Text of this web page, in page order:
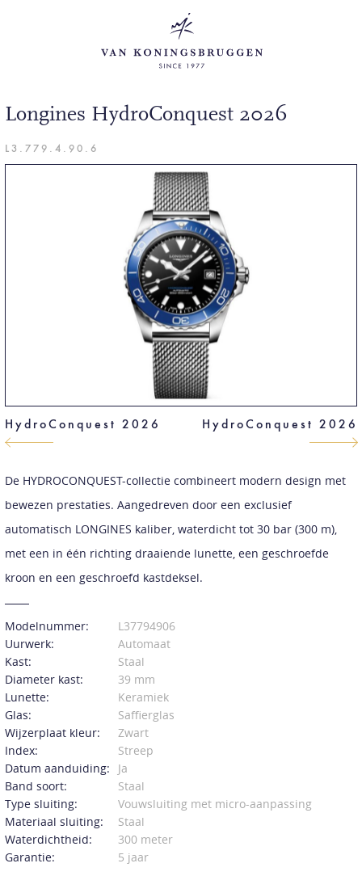
Longines HydroConquest 2026
L3.779.4.90.6
HydroConquest 2026 HydroConquest 2026
De HYDROCONQUEST-collectie combineert modern design met
bewezen prestaties. Aangedreven door een exclusief
automatisch LONGINES kaliber, waterdicht tot 30 bar (300 m),
met een in één richting draaiende lunette, een geschroefde
kroon en een geschroefd kastdeksel.
Modelnummer:
L37794906
Uurwerk:
Automaat
Kast:
Staal
Diameter kast:
39 mm
Lunette:
Keramiek
Glas:
Saffierglas
Wijzerplaat kleur:
Zwart
Index:
Streep
Datum aanduiding:
Ja
Band soort:
Staal
Type sluiting:
Vouwsluiting met micro-aanpassing
Materiaal sluiting:
Staal
Waterdichtheid:
300 meter
Garantie:
5 jaar